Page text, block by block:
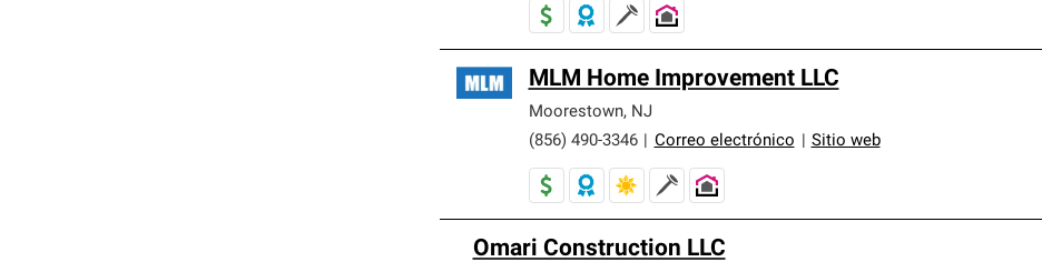
MLM Home Improvement LLC
Moorestown, NJ
(856) 490-3346
Correo electrónico Sitio web
Omari Construction LLC